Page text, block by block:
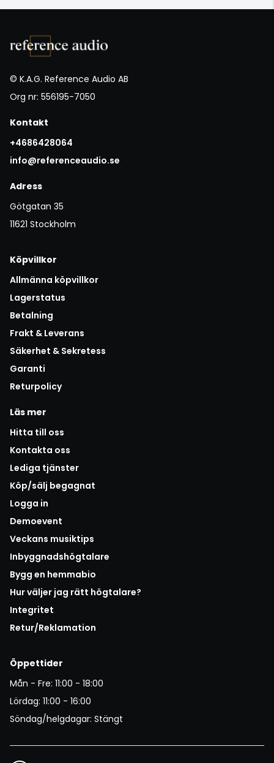
© K.A.G. Reference Audio AB
Org nr: 556195-7050
Kontakt
+4686428064
info@referenceaudio.se
Adress
Götgatan 35
11621 Stockholm
Köpvillkor
Allmänna köpvillkor
Lagerstatus
Betalning
Frakt & Leverans
Säkerhet & Sekretess
Garanti
Returpolicy
Läs mer
Hitta till oss
Kontakta oss
Lediga tjänster
Köp/sälj begagnat
Logga in
Demoevent
Veckans musiktips
Inbyggnadshögtalare
Bygg en hemmabio
Hur väljer jag rätt högtalare?
Integritet
Retur/Reklamation
Öppettider
Mån - Fre: 11:00 - 18:00
Lördag: 11:00 - 16:00
Söndag/helgdagar: Stängt